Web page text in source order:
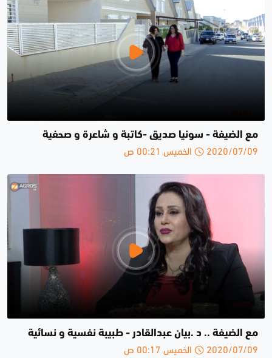
مع الضيفة - سونيا صديق -كاتبة و شاعرة و صحفية
2020/07/09 الخميس 00:21 ص
مع الضيفة .. د .بيان عبدالقادر - طبيبة نفسية و نسائية
2020/07/09 الخميس 00:17 ص